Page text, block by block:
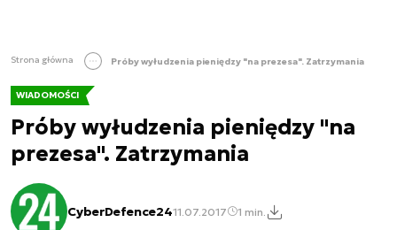
Strona główna Próby wyłudzenia pieniędzy "na prezesa". Zatrzymania
WIADOMOŚCI
Próby wyłudzenia pieniędzy "na
prezesa". Zatrzymania
CyberDefence2411.07.2017 1 min.